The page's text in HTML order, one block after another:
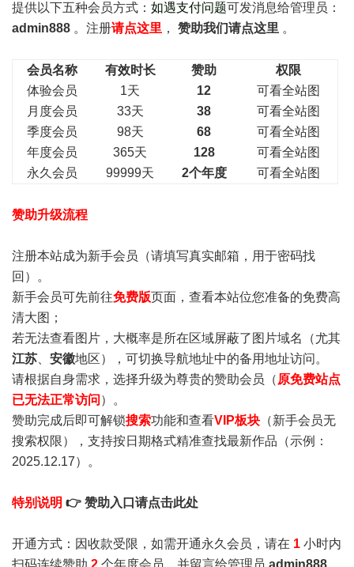
提供以下五种会员方式： 如遇支付问题可发消息给管理员：
admin888 。注册请点这里 ， 赞助我们请点这里 。
会员名称 有效时长 赞助
权限
体验会员
1天 12
可看全站图
月度会员
33天 38
可看全站图
季度会员
98天 68
可看全站图
年度会员
365天 128
可看全站图
永久会员
99999天 2个年度 可看全站图
赞助升级流程
注册本站成为新手会员 （请填写真实邮箱，用于密码找
回）。
新手会员可先前往免费版页面，查看本站位您准备的免费高
清大图；
若无法查看图片，大概率是所在区域屏蔽了图片域名（尤其
江苏
安徽地区），可切换导航地址中的备用地址访问。
请根据自身需求，选择升级为尊贵的赞助会员（ 原免费站点
已无法正常访问 ）。
赞助完成后即可解锁搜索功能和查看VIP板块 （新手会员无
搜索权限），支持按日期格式精准查找最新作品（示例：
2025.12.17）。
特别说明 👉 赞助入口请点击此处
开通方式：因收款受限，如需开通永久会员，请在 1 小时内
扫码连续赞助 2 个年度会员，并留言给管理员 admin888